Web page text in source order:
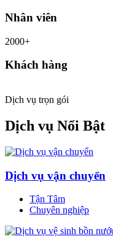
Nhân viên
2000+
Khách hàng
Dịch vụ trọn gói
Dịch vụ Nổi Bật
Dịch vụ vận chuyển
Tận Tâm
Chuyên nghiệp